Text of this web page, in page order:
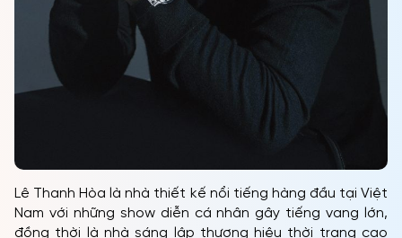
Lê Thanh Hòa là nhà thiết kế nổi tiếng hàng đầu tại Việt
Nam với những show diễn cá nhân gây tiếng vang lớn,
đồng thời là nhà sáng lập thương hiệu thời trang cao